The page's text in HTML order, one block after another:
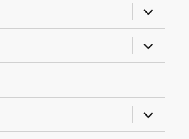
almenü
almenü
almenü